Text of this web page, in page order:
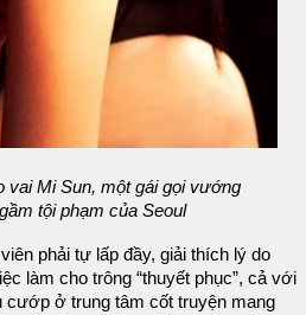
Mi Sun, một gái gọi vướng
tội phạm của Seoul
phải tự lấp đầy, giải thích lý do
làm cho trông “thuyết phục”, cả với
cướp ở trung tâm cốt truyện mang